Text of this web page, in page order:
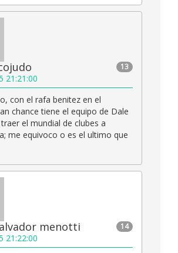
13
21:21:00
con el rafa benitez en el
chance tiene el equipo de Dale
el mundial de clubes a
me equivoco o es el ultimo que
14
menotti
21:22:00